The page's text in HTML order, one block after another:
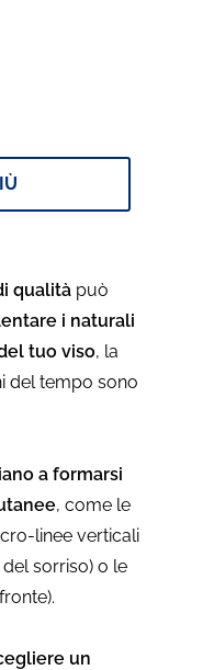
qualità può
i naturali
tuo viso, la
del tempo sono
a formarsi
, come le
linee verticali
sorriso) o le
un